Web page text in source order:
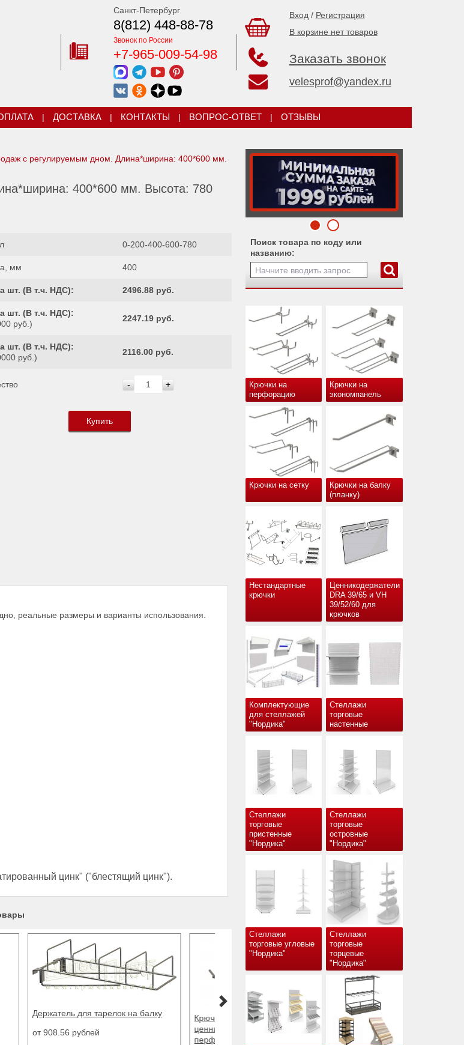
Санкт-Петербург
8(812) 448-88-78
Звонок по России
+7-965-009-54-98
Вход / Регистрация
В корзине нет товаров
Заказать звонок
velesprof@yandex.ru
| ДОСТАВКА | КОНТАКТЫ | ВОПРОС-ОТВЕТ | ОТЗЫВЫ
Поиск товара по коду или
названию:
Крючки на
перфорацию
Крючки на
экономпанель
Крючки на сетку
Крючки на балку
(планку)
Нестандартные
крючки
Ценникодержатели
DRA 39/65 и VH
39/52/60 для
крючков
Комплектующие
для стеллажей
"Нордика"
Стеллажи
торговые
настенные
Стеллажи
торговые
пристенные
"Нордика"
Стеллажи
торговые
островные
"Нордика"
Стеллажи
торговые угловые
"Нордика"
Стеллажи
торговые
торцевые
"Нордика"
с регулируемым дном. Длина*ширина: 400*600 мм.
400*600 мм. Высота: 780
0-200-400-600-780
мм 400
шт. (В т.ч. НДС): 2496.88 руб.
шт. (В т.ч. НДС):
руб.)
2247.19 руб.
шт. (В т.ч. НДС):
руб.)
2116.00 руб.
- +
Купить
реальные размеры и варианты использования.
цинк" ("блестящий цинк").
балку
Крючок двойной с
ценникодержателем на
перфорацию